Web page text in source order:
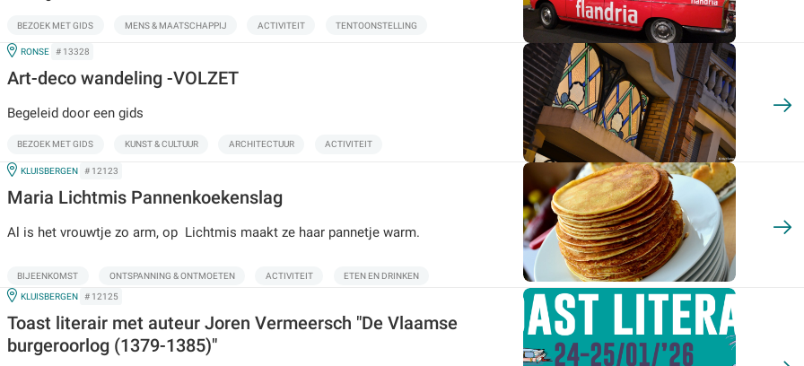
BEZOEK MET GIDS MENS & MAATSCHAPPIJ ACTIVITEIT TENTOONSTELLING
IN
RONSE # 13328
Art-deco wandeling -VOLZET
Begeleid door een gids
BEZOEK MET GIDS KUNST & CULTUUR ARCHITECTUUR ACTIVITEIT
IN
KLUISBERGEN # 12123
Maria Lichtmis Pannenkoekenslag
Al is het vrouwtje zo arm, op Lichtmis maakt ze haar pannetje warm.
BIJEENKOMST ONTSPANNING & ONTMOETEN ACTIVITEIT ETEN EN DRINKEN
IN
KLUISBERGEN # 12125
Toast literair met auteur Joren Vermeersch "De Vlaamse
burgeroorlog (1379-1385)"